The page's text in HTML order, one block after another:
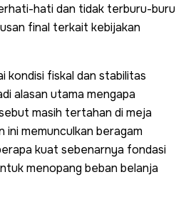
hati dan tidak terburu-buru
final terkait kebijakan
kondisi fiskal dan stabilitas
alasan utama mengapa
masih tertahan di meja
ini memunculkan beragam
kuat sebenarnya fondasi
menopang beban belanja